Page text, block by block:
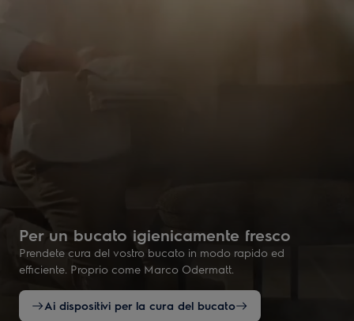
Per un bucato igienicamente fresco
Prendete cura del vostro bucato in modo rapido ed
efficiente. Proprio come Marco Odermatt.
Ai dispositivi per la cura del bucato